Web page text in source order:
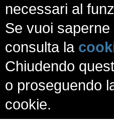
necessari al
Se vuoi
consulta la
Chiudendo
o proseguendo
cookie.